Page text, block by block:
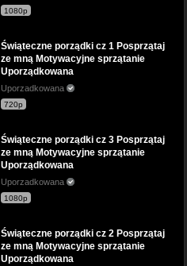
1080p
Świąteczne porządki cz 1 Posprzątaj
ze mną Motywacyjne sprzątanie
Uporządkowana
Uporzadkowana
720p
Świąteczne porządki cz 3 Posprzątaj
ze mną Motywacyjne sprzątanie
Uporządkowana
Uporzadkowana
1080p
Świąteczne porządki cz 2 Posprzątaj
ze mną Motywacyjne sprzątanie
Uporządkowana